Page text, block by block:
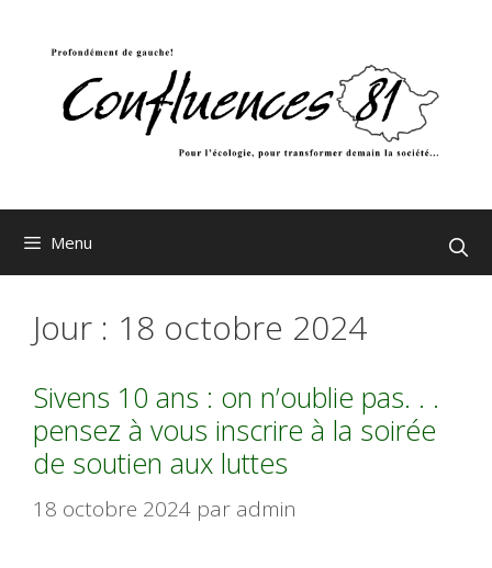
Menu
Jour : 18 octobre 2024
Sivens 10 ans : on n’oublie pas. . .
pensez à vous inscrire à la soirée
de soutien aux luttes
18 octobre 2024 par admin